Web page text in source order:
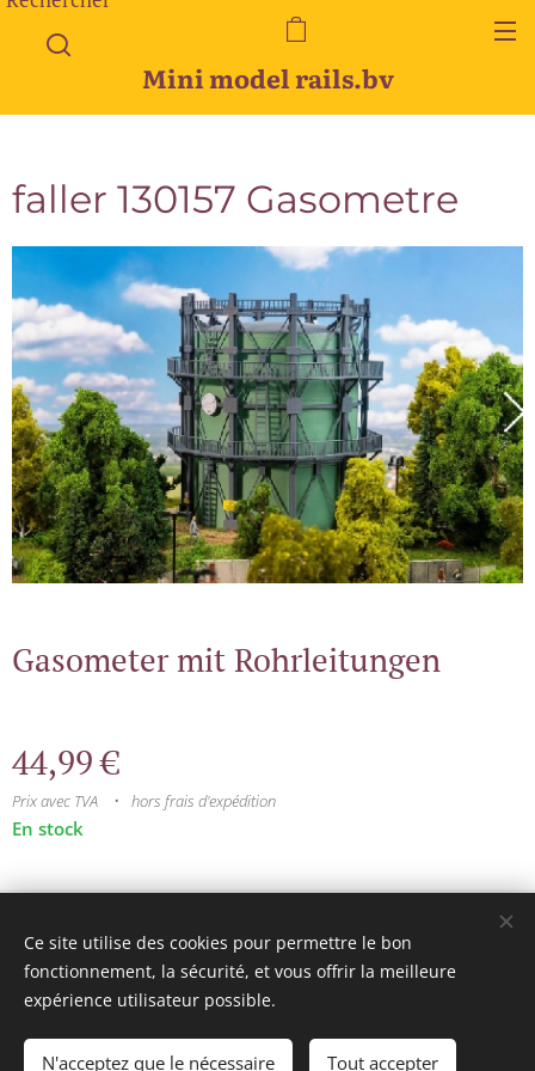
Mini model rails.bv
faller 130157 Gasometre
Gasometer mit Rohrleitungen
44,99€
Prix avec TVA hors frais d'expédition
En stock
mini model rails
Langues
Français
Nederlands
Ce site utilise des cookies pour permettre le bon
fonctionnement, la sécurité, et vous offrir la meilleure
expérience utilisateur possible.
N'acceptez que le nécessaire Tout accepter